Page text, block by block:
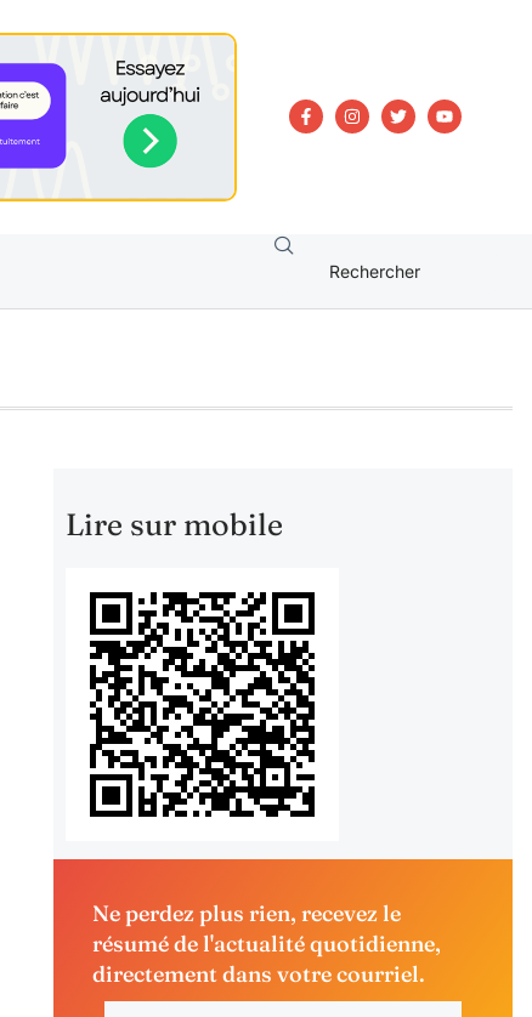
Lire sur mobile
Ne perdez plus rien, recevez le
résumé de l'actualité quotidienne,
directement dans votre courriel.